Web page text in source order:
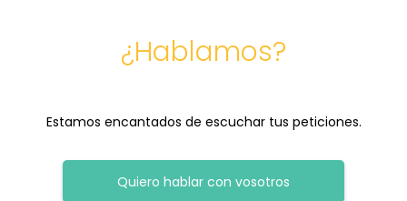
¿Hablamos?
Estamos encantados de escuchar tus peticiones.
Quiero hablar con vosotros